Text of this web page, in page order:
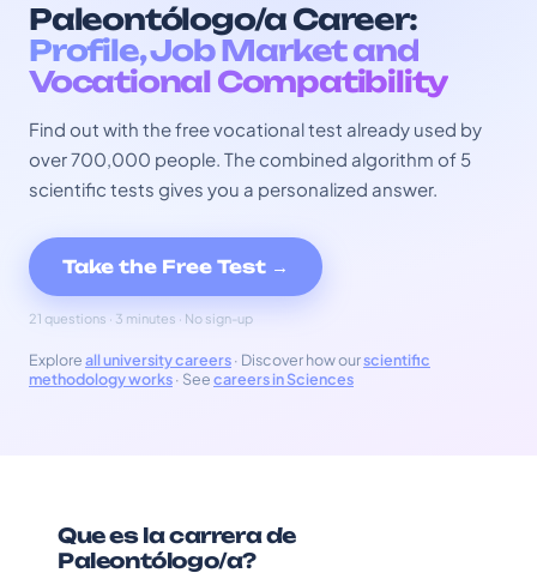
Paleontólogo/a Career:
Profile, Job Market and
Vocational Compatibility
Find out with the free vocational test already used by
over 700,000 people. The combined algorithm of 5
scientific tests gives you a personalized answer.
Take the Free Test →
21 questions · 3 minutes · No sign-up
Exploreall university careers· Discover how ourscientific
methodology works· Seecareers in Sciences
Que es la carrera de
Paleontólogo/a?